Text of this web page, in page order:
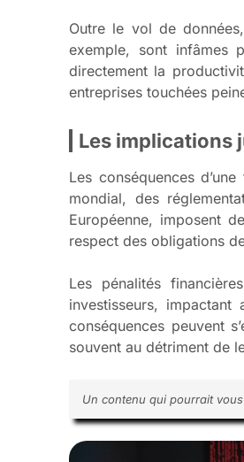
Outre le vol de
exemple, sont infâmes
directement la
entreprises touchées
Les implications
Les conséquences
mondial, des
Européenne, imposent
respect des obligations
Les pénalités
investisseurs,
conséquences peuvent
souvent au détriment de
Un contenu qui pourrait